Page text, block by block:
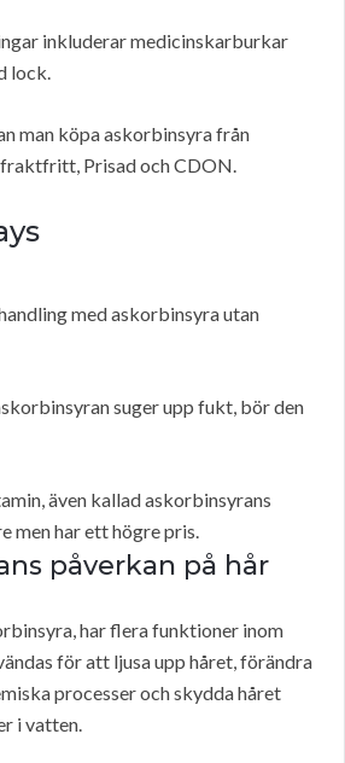
inkluderar medicinskarburkar
lock.
man köpa askorbinsyra från
Prisad och CDON.
med askorbinsyra utan
suger upp fukt, bör den
även kallad askorbinsyrans
men har ett högre pris.
påverkan på hår
har flera funktioner inom
för att ljusa upp håret, förändra
processer och skydda håret
i vatten.